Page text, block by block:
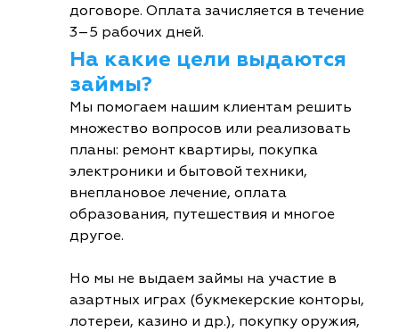
договоре. Оплата зачисляется в течение
3–5 рабочих дней.
На какие цели выдаются
займы?
Мы помогаем нашим клиентам решить
множество вопросов или реализовать
планы: ремонт квартиры, покупка
электроники и бытовой техники,
внеплановое лечение, оплата
образования, путешествия и многое
другое.
Но мы не выдаем займы на участие в
азартных играх (букмекерские конторы,
лотереи, казино и др.), покупку оружия,